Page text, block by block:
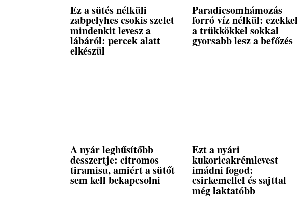
Ez a sütés nélküli
zabpelyhes csokis szelet
mindenkit levesz a
lábáról: percek alatt
elkészül
Paradicsomhámozás
forró víz nélkül: ezekkel
a trükkökkel sokkal
gyorsabb lesz a befőzés
A nyár leghűsítőbb
desszertje: citromos
tiramisu, amiért a sütőt
sem kell bekapcsolni
Ezt a nyári
kukoricakrémlevest
imádni fogod:
csirkemellel és sajttal
még laktatóbb